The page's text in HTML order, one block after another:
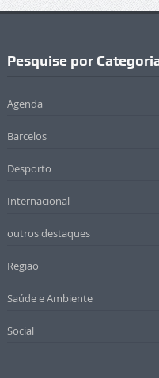
Pesquise por
Agenda
Barcelos
Desporto
Internacional
outros destaques
Região
Saúde e Ambiente
Social